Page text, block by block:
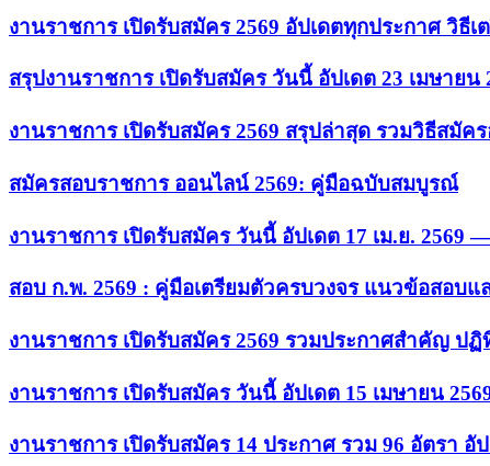
งานราชการ เปิดรับสมัคร 2569 อัปเดตทุกประกาศ วิธีเ
สรุปงานราชการ เปิดรับสมัคร วันนี้ อัปเดต 23 เมษายน
งานราชการ เปิดรับสมัคร 2569 สรุปล่าสุด รวมวิธีสมัค
สมัครสอบราชการ ออนไลน์ 2569: คู่มือฉบับสมบูรณ์
งานราชการ เปิดรับสมัคร วันนี้ อัปเดต 17 เม.ย. 2569
สอบ ก.พ. 2569 : คู่มือเตรียมตัวครบวงจร แนวข้อสอบแ
งานราชการ เปิดรับสมัคร 2569 รวมประกาศสำคัญ ป
งานราชการ เปิดรับสมัคร วันนี้ อัปเดต 15 เมษายน
งานราชการ เปิดรับสมัคร 14 ประกาศ รวม 96 อัตรา อัป